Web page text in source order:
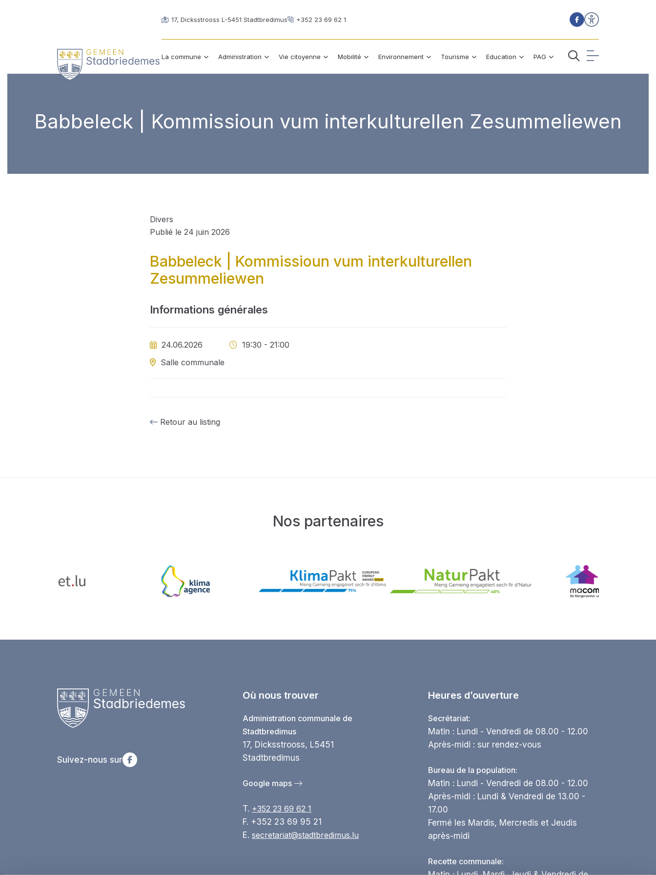
17, Dicksstrooss L-5451 Stadtbredimus +352 23 69 62 1
La commune Administration Vie citoyenne Mobilité Environnement Tourisme Education PAG
Babbeleck | Kommissioun vum interkulturellen Zesummeliewen
Divers
Publié le 24 juin 2026
Babbeleck | Kommissioun vum interkulturellen
Zesummeliewen
Informations générales
24.06.2026
19:30 - 21:00
Salle communale
Retour au listing
Nos partenaires
Suivez-nous sur
Où nous trouver
Administration communale de
Stadtbredimus
17, Dicksstrooss, L5451
Stadtbredimus
Google maps
T. +352 23 69 62 1
F. +352 23 69 95 21
E. secretariat@stadtbredimus.lu
Heures d’ouverture
Secrétariat:
Matin : Lundi - Vendredi de 08.00 - 12.00
Après-midi : sur rendez-vous
Bureau de la population:
Matin : Lundi - Vendredi de 08.00 - 12.00
Après-midi : Lundi & Vendredi de 13.00 -
17.00
Fermé les Mardis, Mercredis et Jeudis
après-midi
Recette communale: